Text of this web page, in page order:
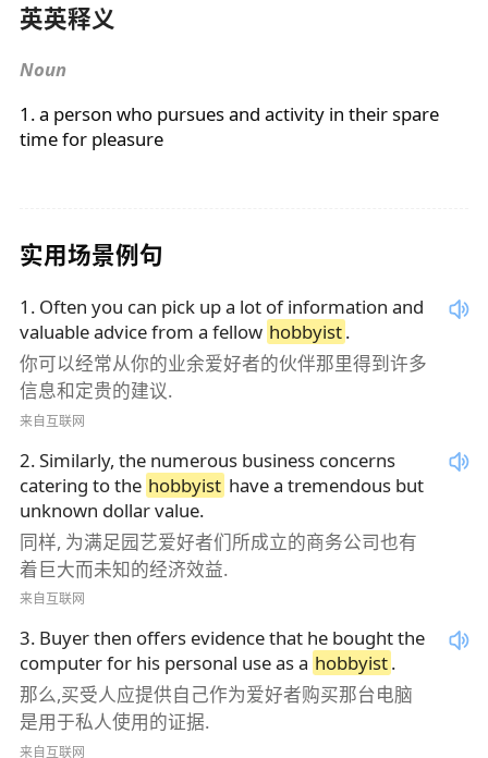
英英释义
Noun
1. a person who pursues and activity in their spare
time for pleasure
实用场景例句
1 . Often you can pick up a lot of information and
valuable advice from a fellow hobbyist.
你可以经常从你的业余爱好者的伙伴那里得到许多
信息和定贵的建议.
来自互联网
2.Similarly, the numerous business concerns
catering to the hobbyist have a tremendous but
unknown dollar value.
同样, 为满足园艺爱好者们所成立的商务公司也有
着巨大而未知的经济效益.
来自互联网
3. Buyer then offers evidence that he bought the
computer for his personal use as a hobbyist.
那么,买受人应提供自己作为爱好者购买那台电脑
是用于私人使用的证据.
来自互联网